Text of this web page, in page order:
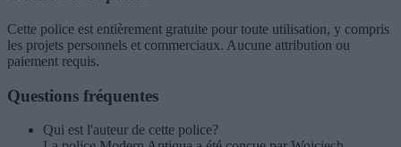
Cette police est entièrement gratuite pour toute utilisation, y compris
les projets personnels et commerciaux. Aucune attribution ou
paiement requis.
Questions fréquentes
Qui est l'auteur de cette police?